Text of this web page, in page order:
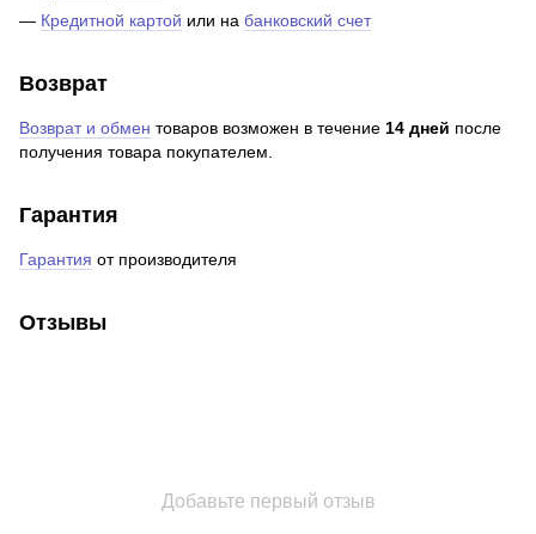
— Кредитной картой или на банковский счет
Возврат
Возврат и обмен товаров возможен в течение 14 дней после
получения товара покупателем.
Гарантия
Гарантия от производителя
Отзывы
Добавьте первый отзыв